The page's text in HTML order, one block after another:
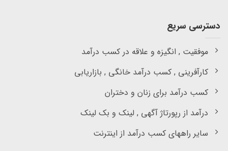
دسترسی سریع
موفقیت , انگیزه و علاقه در کسب درآمد
کارآفرینی , کسب درآمد خانگی , بازاریابی
کسب درآمد برای زنان و دختران
درآمد از رپورتاژ آگهی , لینک و بک لینک
سایر راههای کسب درآمد از اینترنت